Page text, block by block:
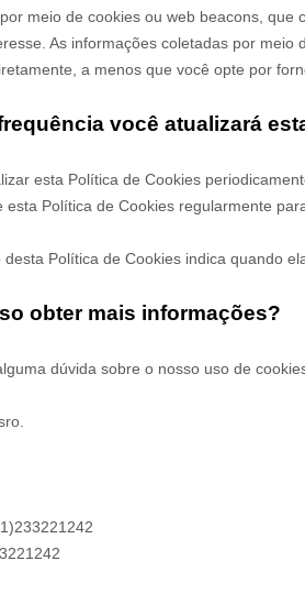
meio de cookies ou web beacons,
As informações coletadas por
a menos que você opte por
você atualizará
esta Política de Cookies
esta Política de Cookies regularmente
desta Política de Cookies indica quando
obter mais informações?
dúvida sobre o nosso uso de